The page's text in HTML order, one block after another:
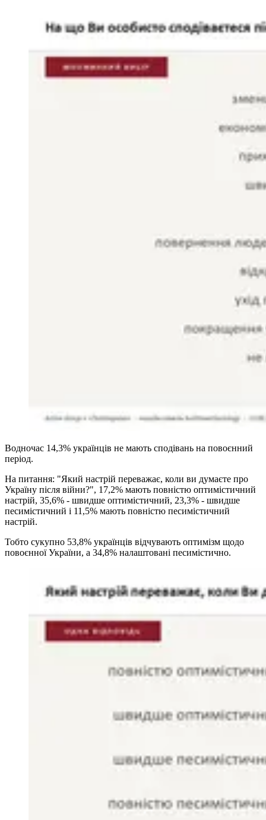
Водночас 14,3% українців не мають сподівань на повоєнний
період.
На питання: "Який настрій переважає, коли ви думаєте про
Україну після війни?", 17,2% мають повністю оптимістичний
настрій, 35,6% - швидше оптимістичний, 23,3% - швидше
песимістичний і 11,5% мають повністю песимістичний
настрій.
Тобто сукупно 53,8% українців відчувають оптимізм щодо
повоєнної України, а 34,8% налаштовані песимістично.